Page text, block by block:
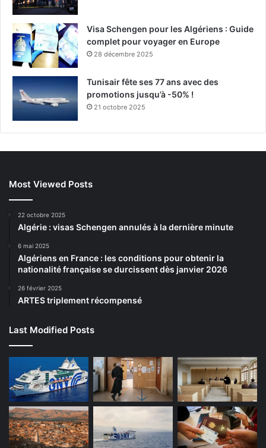
Visa Schengen pour les Algériens : Guide
complet pour voyager en Europe
28 décembre 2025
Tunisair fête ses 77 ans avec des
promotions jusqu’à -50% !
21 octobre 2025
Most Viewed Posts
22 octobre 2025
Algérie : visas Schengen annulés à la dernière minute
6 mai 2025
Algériens en France : les conditions pour obtenir la
nationalité française se durcissent dès janvier 2026
26 février 2025
ARTES triplement récompensé
Last Modified Posts